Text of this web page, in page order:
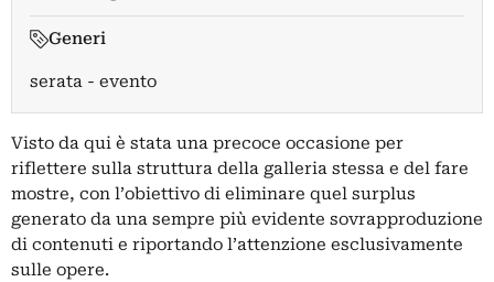
Generi
serata - evento
Visto da qui è stata una precoce occasione per
riflettere sulla struttura della galleria stessa e del fare
mostre, con l’obiettivo di eliminare quel surplus
generato da una sempre più evidente sovrapproduzione
di contenuti e riportando l’attenzione esclusivamente
sulle opere.